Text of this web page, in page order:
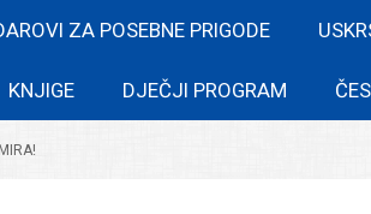
ZA POSEBNE PRIGODE
KNJIGE DJEČJI PROGRAM